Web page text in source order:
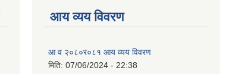
आय व्यय विवरण
आ व २०८०र०८१ आय व्यय विवरण
मिति: 07/06/2024 - 22:38